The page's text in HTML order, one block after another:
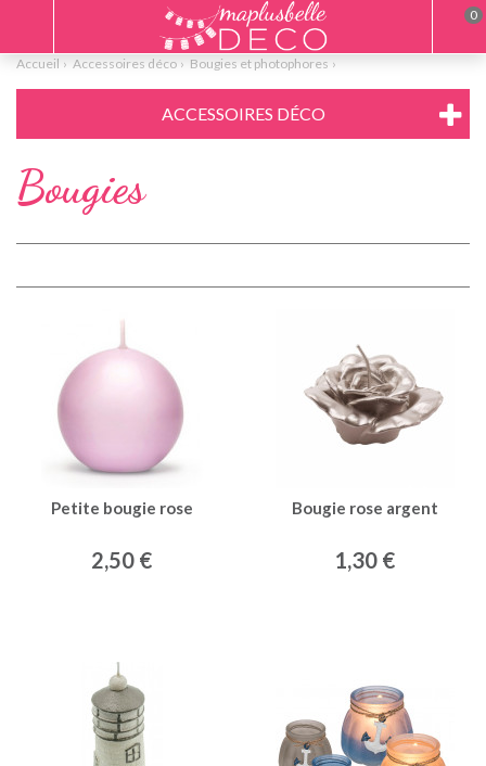
Accueil Accessoires déco Bougies et photophores
ACCESSOIRES DÉCO
Bougies
Petite bougie rose
2,50 €
Bougie rose argent
1,30 €
0